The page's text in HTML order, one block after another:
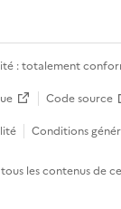
: totalement
Code source
Conditions
les contenus de